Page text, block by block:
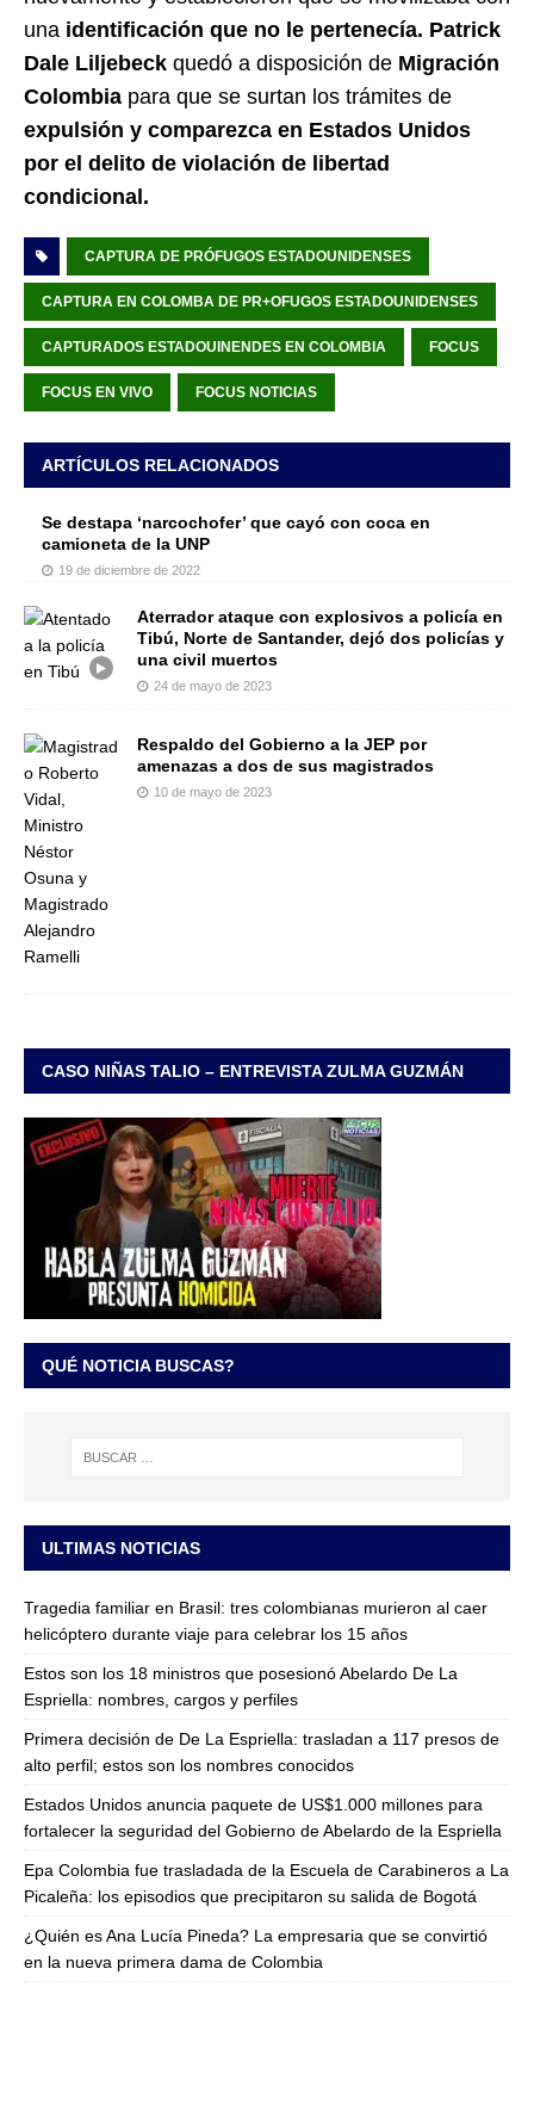
una identificación que no le pertenecía. Patrick
Dale Liljebeck quedó a disposición de Migración
Colombia para que se surtan los trámites de
expulsión y comparezca en Estados Unidos
por el delito de violación de libertad
condicional.
CAPTURA DE PRÓFUGOS ESTADOUNIDENSES
CAPTURA EN COLOMBA DE PR+OFUGOS ESTADOUNIDENSES
CAPTURADOS ESTADOUINENDES EN COLOMBIA FOCUS
FOCUS EN VIVO FOCUS NOTICIAS
ARTÍCULOS RELACIONADOS
Se destapa ‘narcochofer’ que cayó con coca en
camioneta de la UNP
19 de diciembre de 2022
Aterrador ataque con explosivos a policía en
Tibú, Norte de Santander, dejó dos policías y
una civil muertos
24 de mayo de 2023
Respaldo del Gobierno a la JEP por
amenazas a dos de sus magistrados
10 de mayo de 2023
CASO NIÑAS TALIO – ENTREVISTA ZULMA GUZMÁN
QUÉ NOTICIA BUSCAS?
ULTIMAS NOTICIAS
Tragedia familiar en Brasil: tres colombianas murieron al caer
helicóptero durante viaje para celebrar los 15 años
Estos son los 18 ministros que posesionó Abelardo De La
Espriella: nombres, cargos y perfiles
Primera decisión de De La Espriella: trasladan a 117 presos de
alto perfil; estos son los nombres conocidos
Estados Unidos anuncia paquete de US$1.000 millones para
fortalecer la seguridad del Gobierno de Abelardo de la Espriella
Epa Colombia fue trasladada de la Escuela de Carabineros a La
Picaleña: los episodios que precipitaron su salida de Bogotá
¿Quién es Ana Lucía Pineda? La empresaria que se convirtió
en la nueva primera dama de Colombia